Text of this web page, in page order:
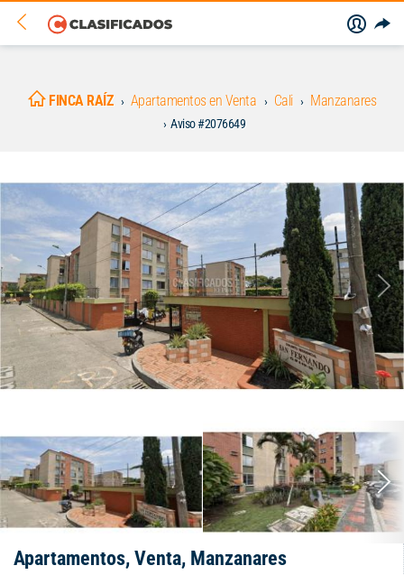
FINCA RAÍZ Apartamentos en Venta Cali Manzanares
Aviso #2076649
Apartamentos, Venta, Manzanares